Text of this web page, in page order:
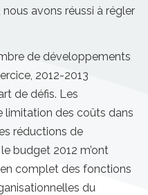
nous avons réussi à régler
de développements
2012-2013
de défis. Les
limitation des coûts dans
réductions de
budget 2012 m’ont
complet des fonctions
du